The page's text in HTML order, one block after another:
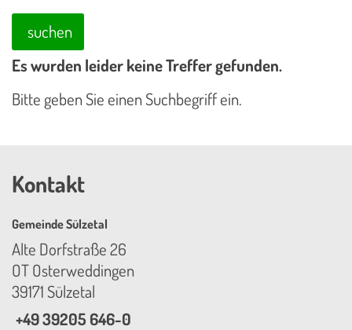
suchen
Es wurden leider keine Treffer gefunden.
Bitte geben Sie einen Suchbegriff ein.
Kontakt
Gemeinde Sülzetal
Alte Dorfstraße 26
OT Osterweddingen
39171 Sülzetal
+49 39205 646-0